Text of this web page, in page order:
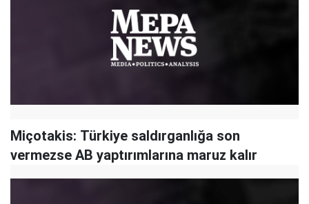
Miçotakis: Türkiye saldırganlığa son
vermezse AB yaptırımlarına maruz kalır